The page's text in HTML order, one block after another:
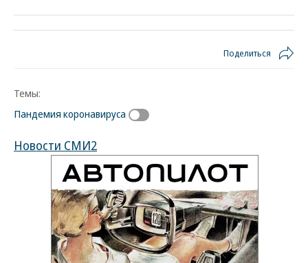
Поделиться
Темы:
Пандемия коронавируса
Новости СМИ2